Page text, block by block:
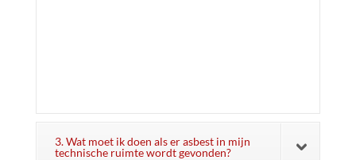
3. Wat moet ik doen als er asbest in mijn
technische ruimte wordt gevonden?